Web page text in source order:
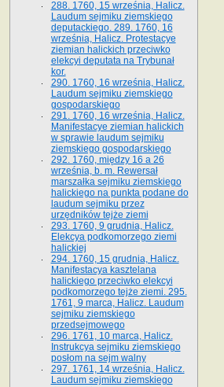
288. 1760, 15 września, Halicz.
Laudum sejmiku ziemskiego
deputackiego. 289. 1760, 16
września, Halicz. Protestacye
ziemian halickich przeciwko
elekcyi deputata na Trybunał
kor.
290. 1760, 16 września, Halicz.
Laudum sejmiku ziemskiego
gospodarskiego
291. 1760, 16 września, Halicz.
Manifestacye ziemian halickich
w sprawie laudum sejmiku
ziemskiego gospodarskiego
292. 1760, między 16 a 26
września, b. m. Rewersał
marszałka sejmiku ziemskiego
halickiego na punkta podane do
laudum sejmiku przez
urzędników tejże ziemi
293. 1760, 9 grudnia, Halicz.
Elekcya podkomorzego ziemi
halickiej
294. 1760, 15 grudnia, Halicz.
Manifestacya kasztelana
halickiego przeciwko elekcyi
podkomorzego tejże ziemi. 295.
1761, 9 marca, Halicz. Laudum
sejmiku ziemskiego
przedsejmowego
296. 1761, 10 marca, Halicz.
Instrukcya sejmiku ziemskiego
posłom na sejm walny
297. 1761, 14 września, Halicz.
Laudum sejmiku ziemskiego